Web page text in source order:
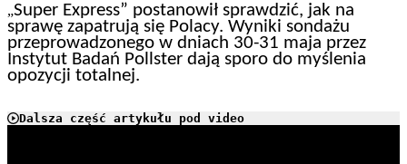
„Super Express” postanowił sprawdzić, jak na
sprawę zapatrują się Polacy. Wyniki sondażu
przeprowadzonego w dniach 30-31 maja przez
Instytut Badań Pollster dają sporo do myślenia
opozycji totalnej.
Dalsza część artykułu pod video